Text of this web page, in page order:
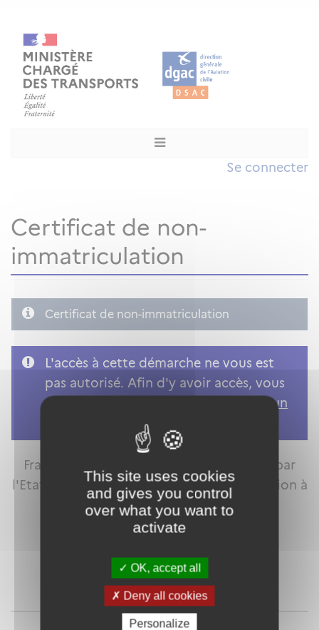
This site uses cookies
and gives you control
over what you want to
activate
OK, accept all
Deny all cookies
Personalize
Se connecter
Certificat de non-
immatriculation
Certificat de non-immatriculation
L'accès à cette démarche ne vous est
pas autorisé. Afin d'y avoir accès, vous
devez
vous créer un
FranceConnect est la solution proposée par
l'Etat pour sécuriser et simplifier la connexion à
vos services en ligne.
Qu'est-ce que FranceConnect ?
ou